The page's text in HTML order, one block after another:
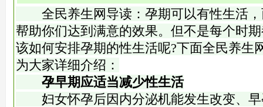
全民养生网导读：孕期可以有性生活，
帮助你们达到满意的效果。但不是每个时
该如何安排孕期的性生活呢?下面全民养生
为大家详细介绍：
孕早期应适当减少性生活
妇女怀孕后因内分泌机能发生改变、早